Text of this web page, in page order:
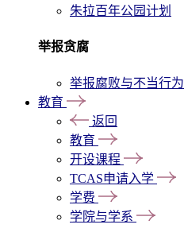
朱拉百年公园计划
举报贪腐
举报腐败与不当行为
教育
返回
教育
开设课程
TCAS申请入学
学费
学院与学系